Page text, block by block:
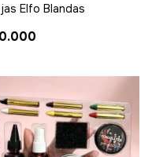
Elfo Blandas